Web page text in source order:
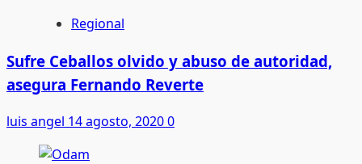
Regional
Sufre Ceballos olvido y abuso de autoridad,
asegura Fernando Reverte
luis angel 14 agosto, 20200